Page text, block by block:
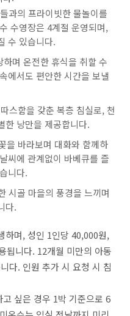
과의 프라이빗한 물놀이를
수영장은 4계절 운영되며,
수 있습니다.
며 온전한 휴식을 취할 수
에서도 편안한 시간을 보낼
스함을 갖춘 복층 침실로, 천
한 낭만을 제공합니다.
을 바라보며 대화와 함께하
씨에 관계없이 바베큐를 즐
니다.
시골 마을의 풍경을 느끼며
다.
하며, 성인 1인당 40,000원,
됩니다. 12개월 미만의 아동
다. 인원 추가 시 요청 시 침
싶은 경우 1박 기준으로 6